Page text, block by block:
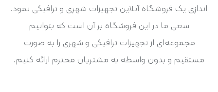
اندازی یک فروشگاه آنلاین تجهیزات شهری و ترافیکی نمود.
سعی ما در این فروشگاه بر آن است که بتوانیم
مجموعه‌ای از تجهیزات ترافیکی و شهری را به صورت
مستقیم و بدون واسطه به مشتریان محترم ارائه کنیم.